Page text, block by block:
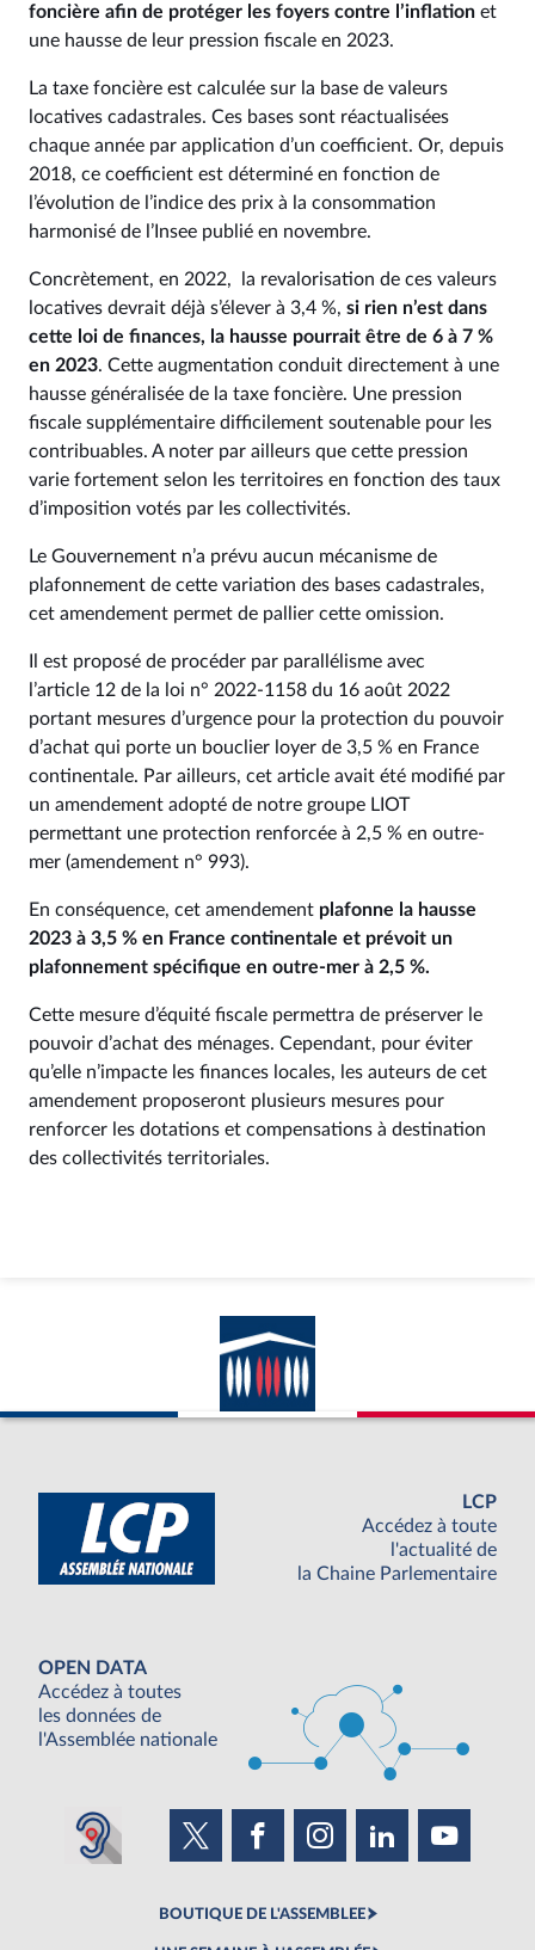
foncière afin de protéger les foyers contre l’inflation et
une hausse de leur pression fiscale en 2023.
La taxe foncière est calculée sur la base de valeurs
locatives cadastrales. Ces bases sont réactualisées
chaque année par application d’un coefficient. Or, depuis
2018, ce coefficient est déterminé en fonction de
l’évolution de l’indice des prix à la consommation
harmonisé de l’Insee publié en novembre.
Concrètement, en 2022, la revalorisation de ces valeurs
locatives devrait déjà s’élever à 3,4 %, si rien n’est dans
cette loi de finances, la hausse pourrait être de 6 à 7 %
en 2023. Cette augmentation conduit directement à une
hausse généralisée de la taxe foncière. Une pression
fiscale supplémentaire difficilement soutenable pour les
contribuables. A noter par ailleurs que cette pression
varie fortement selon les territoires en fonction des taux
d’imposition votés par les collectivités.
Le Gouvernement n’a prévu aucun mécanisme de
plafonnement de cette variation des bases cadastrales,
cet amendement permet de pallier cette omission.
Il est proposé de procéder par parallélisme avec
l’article 12 de la loi n° 2022‑1158 du 16 août 2022
portant mesures d’urgence pour la protection du pouvoir
d’achat qui porte un bouclier loyer de 3,5 % en France
continentale. Par ailleurs, cet article avait été modifié par
un amendement adopté de notre groupe LIOT
permettant une protection renforcée à 2,5 % en outre-
mer (amendement n° 993).
En conséquence, cet amendement plafonne la hausse
2023 à 3,5 % en France continentale et prévoit un
plafonnement spécifique en outre-mer à 2,5 %.
Cette mesure d’équité fiscale permettra de préserver le
pouvoir d’achat des ménages. Cependant, pour éviter
qu’elle n’impacte les finances locales, les auteurs de cet
amendement proposeront plusieurs mesures pour
renforcer les dotations et compensations à destination
des collectivités territoriales.
LCP
Accédez à toute
l'actualité de
la Chaine Parlementaire
OPEN DATA
Accédez à toutes
les données de
l'Assemblée nationale
BOUTIQUE DE L'ASSEMBLEE